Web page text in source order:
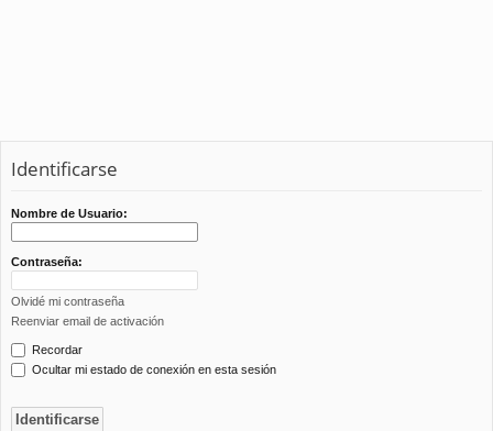
Identificarse
Nombre de Usuario:
Contraseña:
Olvidé mi contraseña
Reenviar email de activación
Recordar
Ocultar mi estado de conexión en esta sesión